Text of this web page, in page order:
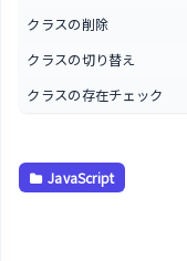
クラスの削除
クラスの切り替え
クラスの存在チェック
JavaScript